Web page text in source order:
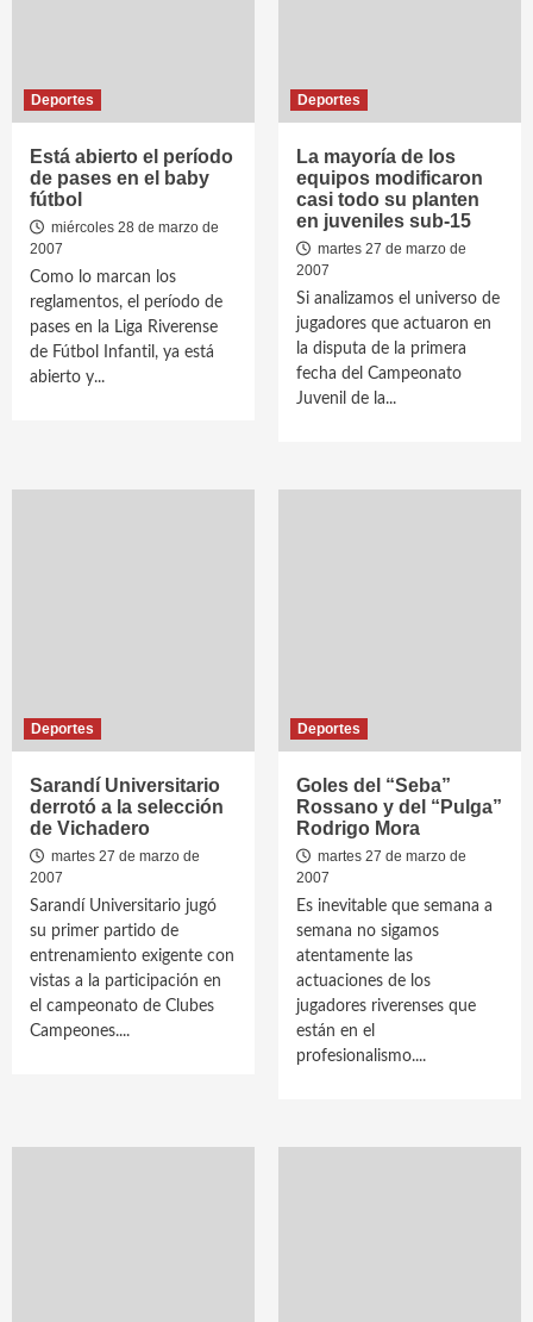
Deportes
Está abierto el período
de pases en el baby
fútbol
miércoles 28 de marzo de
2007
Como lo marcan los
reglamentos, el período de
pases en la Liga Riverense
de Fútbol Infantil, ya está
abierto y...
Deportes
La mayoría de los
equipos modificaron
casi todo su planten
en juveniles sub-15
martes 27 de marzo de
2007
Si analizamos el universo de
jugadores que actuaron en
la disputa de la primera
fecha del Campeonato
Juvenil de la...
Deportes
Sarandí Universitario
derrotó a la selección
de Vichadero
martes 27 de marzo de
2007
Sarandí Universitario jugó
su primer partido de
entrenamiento exigente con
vistas a la participación en
el campeonato de Clubes
Campeones....
Deportes
Goles del “Seba”
Rossano y del “Pulga”
Rodrigo Mora
martes 27 de marzo de
2007
Es inevitable que semana a
semana no sigamos
atentamente las
actuaciones de los
jugadores riverenses que
están en el
profesionalismo....